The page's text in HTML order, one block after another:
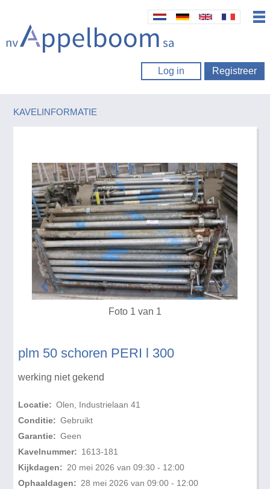
Log in Registreer
KAVELINFORMATIE
plm 50 schoren PERI l 300
werking niet gekend
Locatie: Olen, Industrielaan 41
Conditie: Gebruikt
Garantie: Geen
Kavelnummer: 1613-181
Kijkdagen: 20 mei 2026 van 09:30 - 12:00
Ophaaldagen: 28 mei 2026 van 09:00 - 12:00
Foto 1 van 1